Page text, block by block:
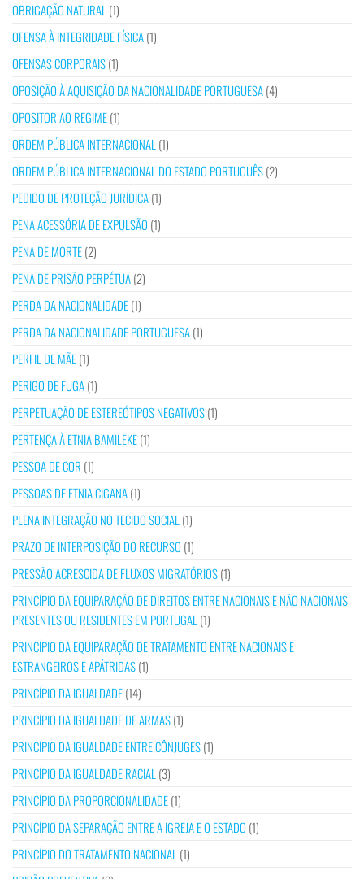
OBRIGAÇÃO NATURAL (1)
OFENSA À INTEGRIDADE FÍSICA(1)
OFENSAS CORPORAIS(1)
OPOSIÇÃO À AQUISIÇÃO DA NACIONALIDADE PORTUGUESA(4)
OPOSITOR AO REGIME(1)
ORDEM PÚBLICA INTERNACIONAL (1)
ORDEM PÚBLICA INTERNACIONAL DO ESTADO PORTUGUÊS(2)
PEDIDO DE PROTEÇÃO JURÍDICA(1)
PENA ACESSÓRIA DE EXPULSÃO (1)
PENA DE MORTE(2)
PENA DE PRISÃO PERPÉTUA(2)
PERDA DA NACIONALIDADE(1)
PERDA DA NACIONALIDADE PORTUGUESA(1)
PERFIL DE MÃE(1)
PERIGO DE FUGA(1)
PERPETUAÇÃO DE ESTEREÓTIPOS NEGATIVOS(1)
PERTENÇA À ETNIA BAMILEKE(1)
PESSOA DE COR (1)
PESSOAS DE ETNIA CIGANA(1)
PLENA INTEGRAÇÃO NO TECIDO SOCIAL (1)
PRAZO DE INTERPOSIÇÃO DO RECURSO (1)
PRESSÃO ACRESCIDA DE FLUXOS MIGRATÓRIOS(1)
PRINCÍPIO DA EQUIPARAÇÃO DE DIREITOS ENTRE NACIONAIS E NÃO NACIONAIS
PRESENTES OU RESIDENTES EM PORTUGAL (1)
PRINCÍPIO DA EQUIPARAÇÃO DE TRATAMENTO ENTRE NACIONAIS E
ESTRANGEIROS E APÁTRIDAS(1)
PRINCÍPIO DA IGUALDADE(14)
PRINCÍPIO DA IGUALDADE DE ARMAS(1)
PRINCÍPIO DA IGUALDADE ENTRE CÔNJUGES(1)
PRINCÍPIO DA IGUALDADE RACIAL (3)
PRINCÍPIO DA PROPORCIONALIDADE(1)
PRINCÍPIO DA SEPARAÇÃO ENTRE A IGREJA E O ESTADO (1)
PRINCÍPIO DO TRATAMENTO NACIONAL (1)